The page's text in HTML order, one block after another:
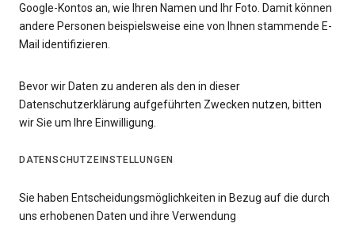
Google-Kontos an, wie Ihren Namen und Ihr Foto. Damit können
andere Personen beispielsweise eine von Ihnen stammende E-
Mail identifizieren.
Bevor wir Daten zu anderen als den in dieser
Datenschutzerklärung aufgeführten Zwecken nutzen, bitten
wir Sie um Ihre Einwilligung.
DATENSCHUTZEINSTELLUNGEN
Sie haben Entscheidungsmöglichkeiten in Bezug auf die durch
uns erhobenen Daten und ihre Verwendung